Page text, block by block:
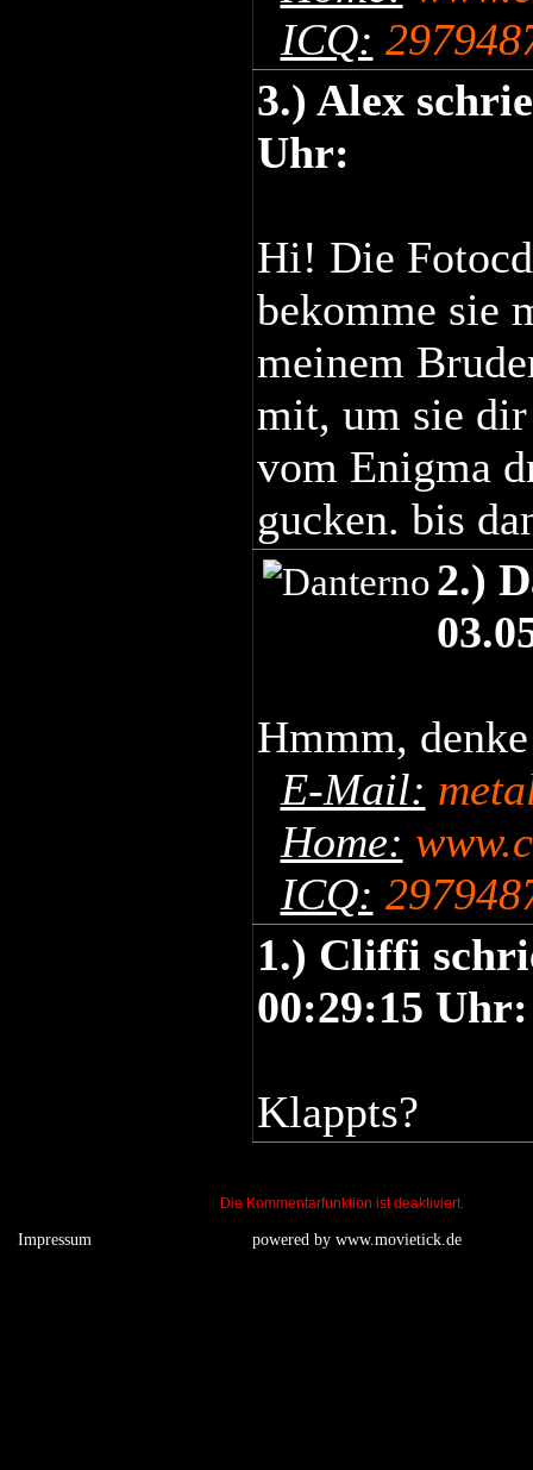
ICQ:
3.) Alex
Uhr:
Hi! Die
bekomme sie
meinem
mit, um sie dir
vom Enigma
gucken. bis
2.)
Hmmm,
E-Mail:
Home:
ICQ:
1.) Cliffi
00:29:15 Uhr:
Klappts?
Die Kommentarfunktion ist deaktiviert.
Impressum powered by www.movietick.de